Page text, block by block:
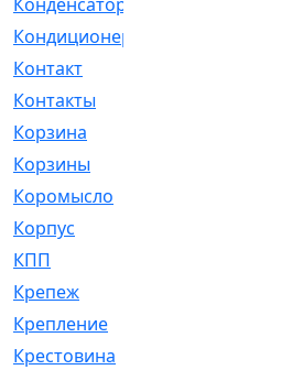
Конденсатор
Кондиционер
Контакт
Контакты
Корзина
Корзины
Коромысло
Корпус
КПП
Крепеж
Крепление
Крестовина